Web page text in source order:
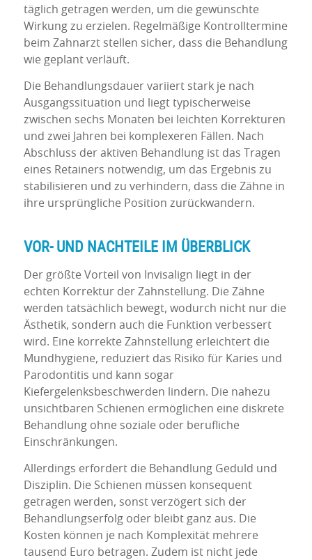
täglich getragen werden, um die gewünschte
Wirkung zu erzielen. Regelmäßige Kontrolltermine
beim Zahnarzt stellen sicher, dass die Behandlung
wie geplant verläuft.
Die Behandlungsdauer variiert stark je nach
Ausgangssituation und liegt typischerweise
zwischen sechs Monaten bei leichten Korrekturen
und zwei Jahren bei komplexeren Fällen. Nach
Abschluss der aktiven Behandlung ist das Tragen
eines Retainers notwendig, um das Ergebnis zu
stabilisieren und zu verhindern, dass die Zähne in
ihre ursprüngliche Position zurückwandern.
VOR- UND NACHTEILE IM ÜBERBLICK
Der größte Vorteil von Invisalign liegt in der
echten Korrektur der Zahnstellung. Die Zähne
werden tatsächlich bewegt, wodurch nicht nur die
Ästhetik, sondern auch die Funktion verbessert
wird. Eine korrekte Zahnstellung erleichtert die
Mundhygiene, reduziert das Risiko für Karies und
Parodontitis und kann sogar
Kiefergelenksbeschwerden lindern. Die nahezu
unsichtbaren Schienen ermöglichen eine diskrete
Behandlung ohne soziale oder berufliche
Einschränkungen.
Allerdings erfordert die Behandlung Geduld und
Disziplin. Die Schienen müssen konsequent
getragen werden, sonst verzögert sich der
Behandlungserfolg oder bleibt ganz aus. Die
Kosten können je nach Komplexität mehrere
tausend Euro betragen. Zudem ist nicht jede